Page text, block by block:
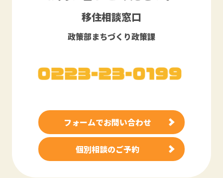
移住相談窓口
政策部まちづくり政策課
フォームでお問い合わせ
個別相談のご予約